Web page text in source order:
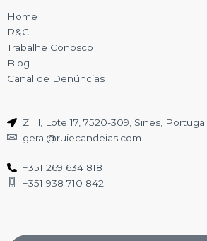
Home
R&C
Trabalhe Conosco
Blog
Canal de Denúncias
Zil ll, Lote 17, 7520-309, Sines, Portugal
geral@ruiecandeias.com
+351 269 634 818
+351 938 710 842